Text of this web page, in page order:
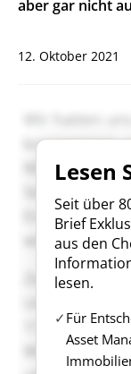
aber gar nicht
12. Oktober 2021
Lesen
Seit über
Brief
aus den
lesen.
Für
Asset